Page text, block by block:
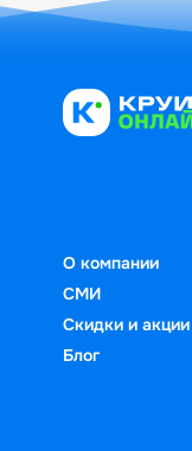
О компании
СМИ
Скидки и акции
Блог